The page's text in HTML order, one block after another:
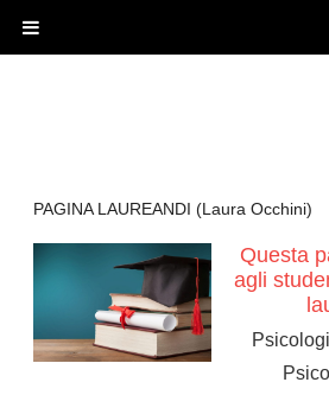
PAGINA LAUREANDI (Laura Occhini)
Questa
agli